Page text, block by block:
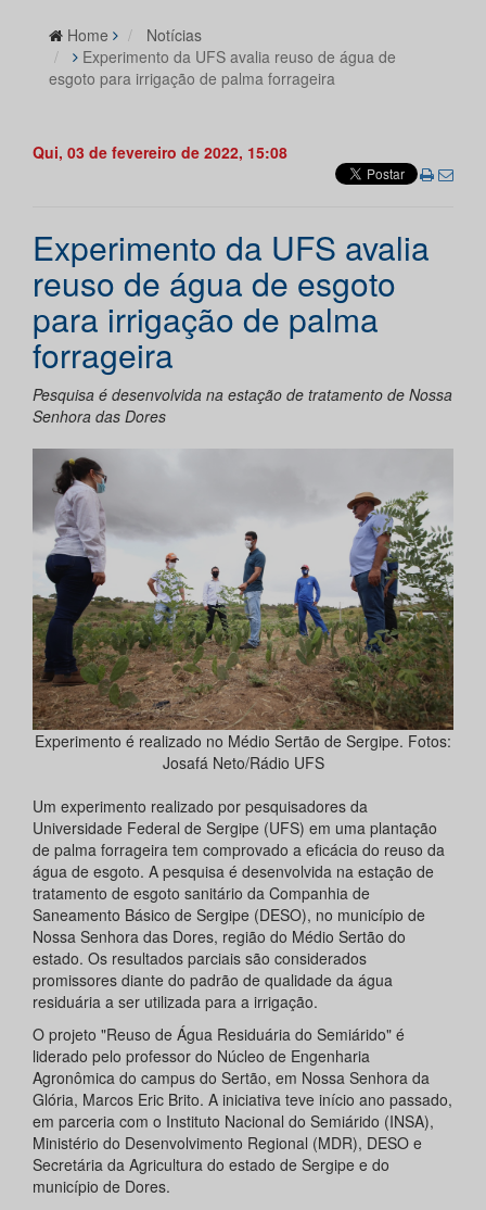
Home
Notícias
Experimento da UFS avalia reuso de água de
esgoto para irrigação de palma forrageira
Qui, 03 de fevereiro de 2022, 15:08
Experimento da UFS avalia
reuso de água de esgoto
para irrigação de palma
forrageira
Pesquisa é desenvolvida na estação de tratamento de Nossa
Senhora das Dores
Experimento é realizado no Médio Sertão de Sergipe. Fotos:
Josafá Neto/Rádio UFS
Um experimento realizado por pesquisadores da
Universidade Federal de Sergipe (UFS) em uma plantação
de palma forrageira tem comprovado a eficácia do reuso da
água de esgoto. A pesquisa é desenvolvida na estação de
tratamento de esgoto sanitário da Companhia de
Saneamento Básico de Sergipe (DESO), no município de
Nossa Senhora das Dores, região do Médio Sertão do
estado. Os resultados parciais são considerados
promissores diante do padrão de qualidade da água
residuária a ser utilizada para a irrigação.
O projeto "Reuso de Água Residuária do Semiárido" é
liderado pelo professor do Núcleo de Engenharia
Agronômica do campus do Sertão, em Nossa Senhora da
Glória, Marcos Eric Brito. A iniciativa teve início ano passado,
em parceria com o Instituto Nacional do Semiárido (INSA),
Ministério do Desenvolvimento Regional (MDR), DESO e
Secretária da Agricultura do estado de Sergipe e do
município de Dores.